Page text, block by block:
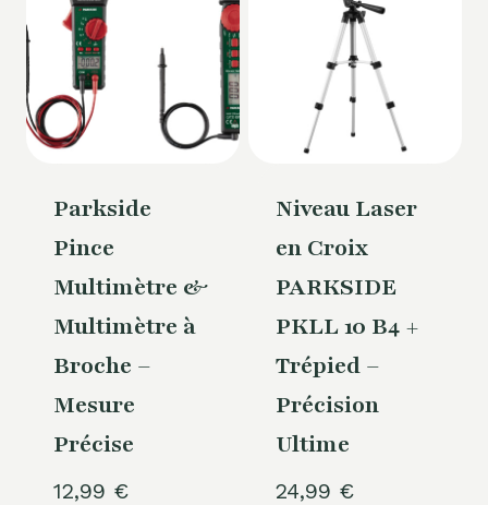
Parkside
Pince
Multimètre &
Multimètre à
Broche –
Mesure
Précise
12,99 €
Niveau Laser
en Croix
PARKSIDE
PKLL 10 B4 +
Trépied –
Précision
Ultime
24,99 €